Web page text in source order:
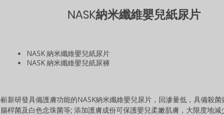
NASK納米纖維嬰兒紙尿片
NASK 納米纖維嬰兒紙尿片
NASK 納米纖維嬰兒紙尿褲
嶄新研發具備護膚功能的NASK納米纖維嬰兒尿片，回滲量低，具備殺
腸桿菌及白色念珠菌等; 添加護膚成份可保護嬰兒柔嫩肌膚，大限度地減